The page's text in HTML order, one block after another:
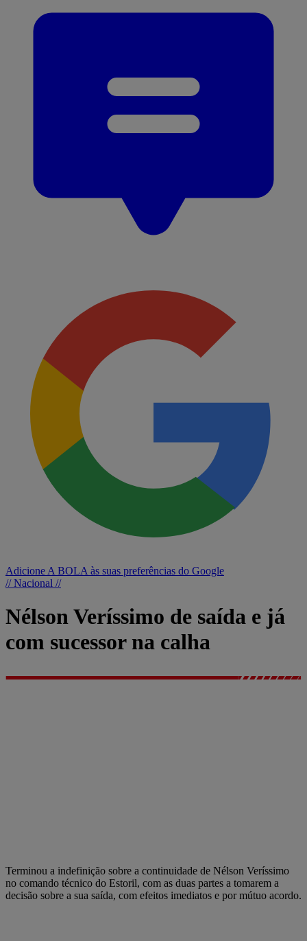
Adicione A BOLA às suas preferências do Google
// Nacional //
Nélson Veríssimo de saída e já
com sucessor na calha
Terminou a indefinição sobre a continuidade de Nélson Veríssimo
no comando técnico do Estoril, com as duas partes a tomarem a
decisão sobre a sua saída, com efeitos imediatos e por mútuo acordo.